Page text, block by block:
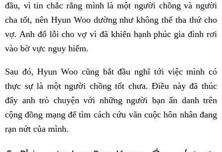
đầu, vì tin chắc rằng mình là một người chồng và người
cha tốt, nên Hyun Woo dường như không thể tha thứ cho
vợ. Anh đổ lỗi cho vợ vì đã khiến hạnh phúc gia đình rơi
vào bờ vực nguy hiểm.
Sau đó, Hyun Woo cũng bắt đầu nghĩ tới việc mình có
thực sự là một người chồng tốt chưa. Điều này đã thúc
đẩy anh trò chuyện với những người bạn ẩn danh trên
cộng đồng mạng để tìm cách cứu vãn cuộc hôn nhân đang
rạn nứt của mình.